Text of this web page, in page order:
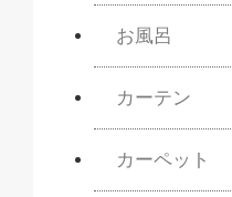
お風呂
カーテン
カーペット